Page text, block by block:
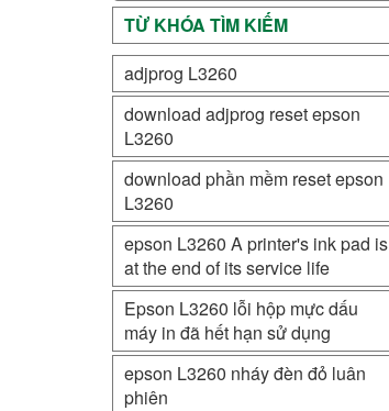
TỪ KHÓA TÌM KIẾM
adjprog L3260
download adjprog reset epson
L3260
download phần mềm reset epson
L3260
epson L3260 A printer's ink pad is
at the end of its service life
Epson L3260 lỗi hộp mực dấu
máy in đã hết hạn sử dụng
epson L3260 nháy đèn đỏ luân
phiên